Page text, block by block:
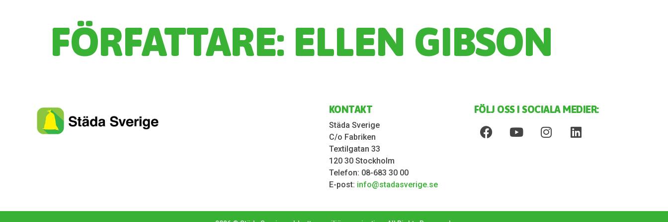
FÖRFATTARE: ELLEN GIBSON
KONTAKT
Städa Sverige
C/o Fabriken
Textilgatan 33
120 30 Stockholm
Telefon: 08-683 30 00
E-post: info@stadasverige.se
FÖLJ OSS I SOCIALA MEDIER: